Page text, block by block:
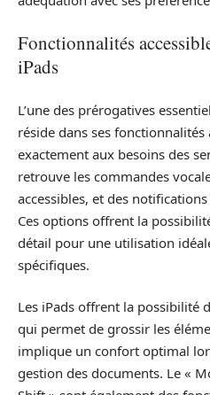
Fonctionnalités
iPads
L’une des prérogatives
réside dans ses
exactement aux besoins des
retrouve les commandes
accessibles, et des
Ces options offrent la
détail pour une utilisation
spécifiques.
Les iPads offrent la possibilité
qui permet de grossir les
implique un confort optimal
gestion des documents. Le «